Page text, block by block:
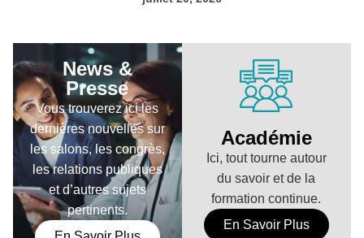
Académie
Ici, tout tourne autour
du savoir et de la
formation continue.
En Savoir Plus
News &
Presse
Vous trouverez ici les
dernières nouvelles sur
les salons, les congrès,
les relations publiques
et d’autres sujets
pertinents.